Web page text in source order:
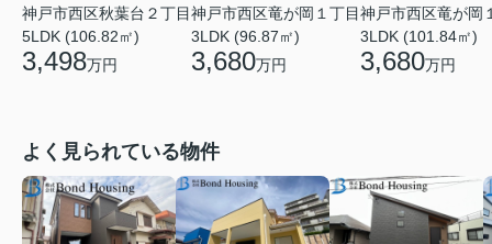
神戸市西区秋葉台２丁目
5LDK (106.82㎡)
3,498万円
神戸市西区竜が岡１丁目
3LDK (96.87㎡)
3,680万円
神戸市西区竜が岡
3LDK (101.84㎡)
3,680万円
よく見られている物件